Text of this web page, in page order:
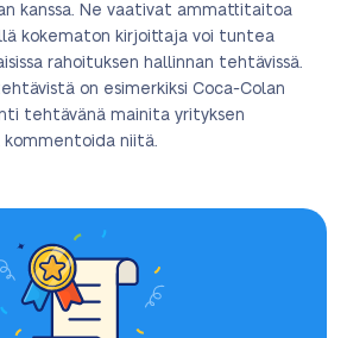
kanssa. Ne vaativat ammattitaitoa
kokematon kirjoittaja voi tuntea
rahoituksen hallinnan tehtävissä.
on esimerkiksi Coca-Colan
tehtävänä mainita yrityksen
niitä.